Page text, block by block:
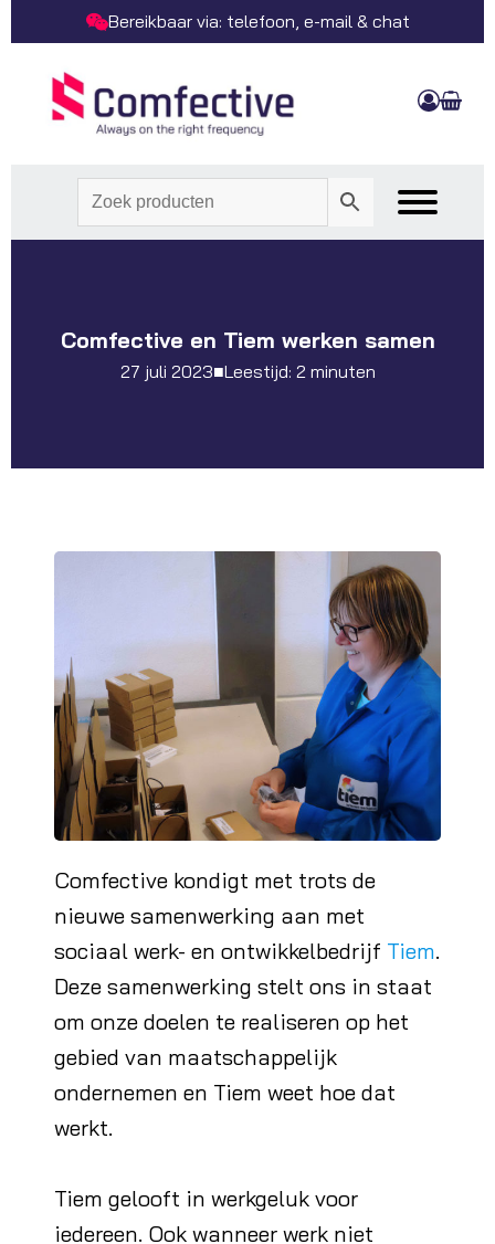
Bereikbaar via: telefoon, e-mail & chat
Comfective en Tiem werken samen
27 juli 2023■Leestijd: 2 minuten
Comfective kondigt met trots de
nieuwe samenwerking aan met
sociaal werk- en ontwikkelbedrijf Tiem.
Deze samenwerking stelt ons in staat
om onze doelen te realiseren op het
gebied van maatschappelijk
ondernemen en Tiem weet hoe dat
werkt.
Tiem gelooft in werkgeluk voor
iedereen. Ook wanneer werk niet